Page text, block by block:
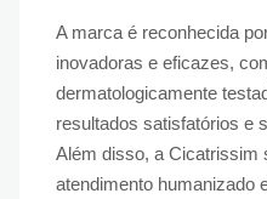
A marca é reconhecida
inovadoras e eficazes,
dermatologicamente
resultados satisfatórios e
Além disso, a Cicatrissim
atendimento humanizado